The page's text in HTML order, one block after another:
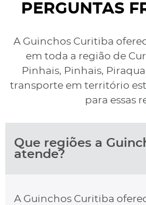
PERGUNTAS
A Guinchos Curitiba
em toda a região de
Pinhais, Pinhais,
transporte em território
para essas
Que regiões a
atende?
A Guinchos Curitiba